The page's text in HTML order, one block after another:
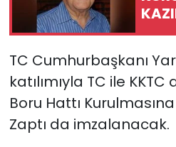
TC Cumhurbaşkanı
katılımıyla TC ile
Boru Hattı
Zaptı da imzalanacak.